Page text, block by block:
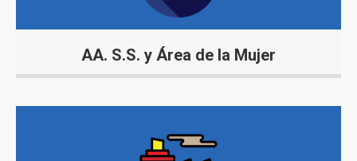
AA. S.S. y Área de la Mujer